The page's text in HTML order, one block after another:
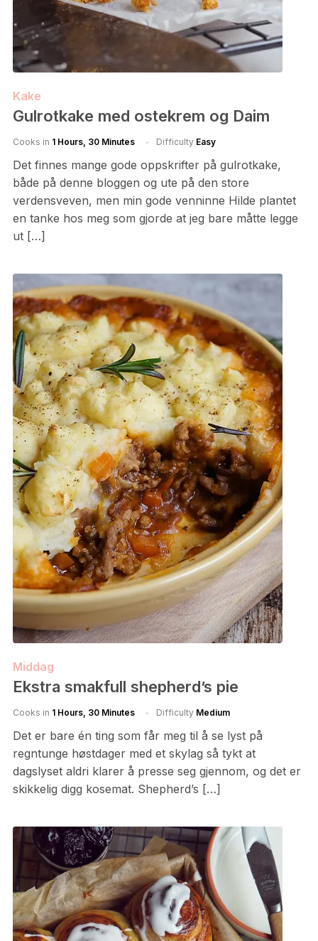
Kake
Gulrotkake med ostekrem og Daim
Cooks in 1 Hours, 30 Minutes Difficulty Easy
Det finnes mange gode oppskrifter på gulrotkake,
både på denne bloggen og ute på den store
verdensveven, men min gode venninne Hilde plantet
en tanke hos meg som gjorde at jeg bare måtte legge
ut […]
Middag
Ekstra smakfull shepherd’s pie
Cooks in 1 Hours, 30 Minutes Difficulty Medium
Det er bare én ting som får meg til å se lyst på
regntunge høstdager med et skylag så tykt at
dagslyset aldri klarer å presse seg gjennom, og det er
skikkelig digg kosemat. Shepherd’s […]